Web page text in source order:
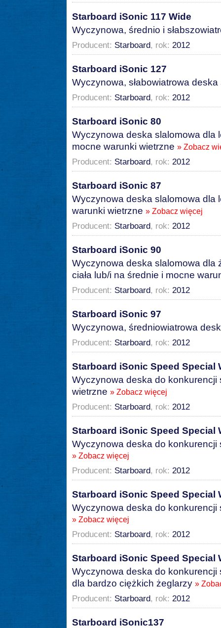
Starboard iSonic 117 Wide
Wyczynowa, średnio i
Producent: Starboard, rok: 2012
Starboard iSonic 127
Wyczynowa, słabowiatrowa
Producent: Starboard, rok: 2012
Starboard iSonic 80
Wyczynowa deska slalomowa dla
mocne warunki wietrzne » Zobacz
Producent: Starboard, rok: 2012
Starboard iSonic 87
Wyczynowa deska slalomowa dla
warunki wietrzne » Zobacz więcej
Producent: Starboard, rok: 2012
Starboard iSonic 90
Wyczynowa deska slalomowa dla
ciała lub/i na średnie i mocne
Producent: Starboard, rok: 2012
Starboard iSonic 97
Wyczynowa, średniowiatrowa
Producent: Starboard, rok: 2012
Starboard iSonic Speed Special
Wyczynowa deska do
wietrzne » Zobacz więcej
Producent: Starboard, rok: 2012
Starboard iSonic Speed Special
Wyczynowa deska do
» Zobacz więcej
Producent: Starboard, rok: 2012
Starboard iSonic Speed Special
Wyczynowa deska do konkurencji
» Zobacz więcej
Producent: Starboard, rok: 2012
Starboard iSonic Speed Special
Wyczynowa deska do konkurencji
dla bardzo ciężkich żeglarzy »
Producent: Starboard, rok: 2012
Starboard iSonic137